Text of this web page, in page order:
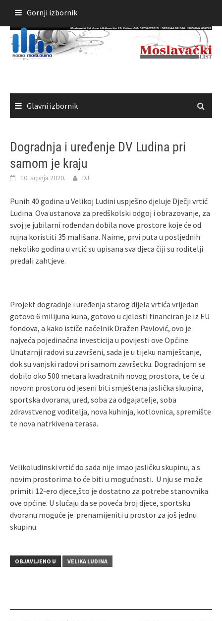
sadržaja
Gornji izbornik
Glavni izbornik
Dogradnja i uređenje DV Ludina pri
samom je kraju
10. srpnja 2020. DJ
Punih 40 godina u Velikoj Ludini uspješno djeluje Dječji vrtić
Ludina. Ova ustanova za predškolski odgoj i obrazovanje, za
svoj je jubilarni rođendan dobila nove prostore koje će od
rujna koristiti 35 mališana. Naime, prvi puta u posljednih
nekoliko godina u vrtić su upisana sva djeca čiji su roditelji
predali zahtjeve.
Projekt dogradnje i uređenja starog dijela vrtića vrijedan
gotovo 6 milijuna kuna, gotovo u cjelosti financiran je iz EU
fondova, a kako ističe načelnik Dražen Pavlović, ovo je
najveća pojedinačna investicija u povijesti ove Općine.
Unutarnji radovi su završeni, sada je u tijeku namještanje,
dok su vanjski radovi pri samom završetku. Dogradnjom se
dobilo oko 500 metara kvadratnih novog prostora, te će u
novom prostoru od jeseni biti smještena jaslička skupina,
sportska dvorana, ured, soba za odgajatelje, soba
zdravstvenog voditelja, nova kuhinja, kotlovnica, spremište
te nova natrkivena terasa.
Velikoludinski vrtić do sada nije imao jasličku skupinu, a s
novim prostorima to će biti u mogućnosti. U nju se može
primiti 12-ero djece,što je dostatno za potrebe stanovnika
ove općine. U slučaju da se poveća broj djece, sportsku
dvoranu moguće je prenamijeniti u prostor za još jednu
skupinu.
OBJAVLJENO U VELIKA LUDINA